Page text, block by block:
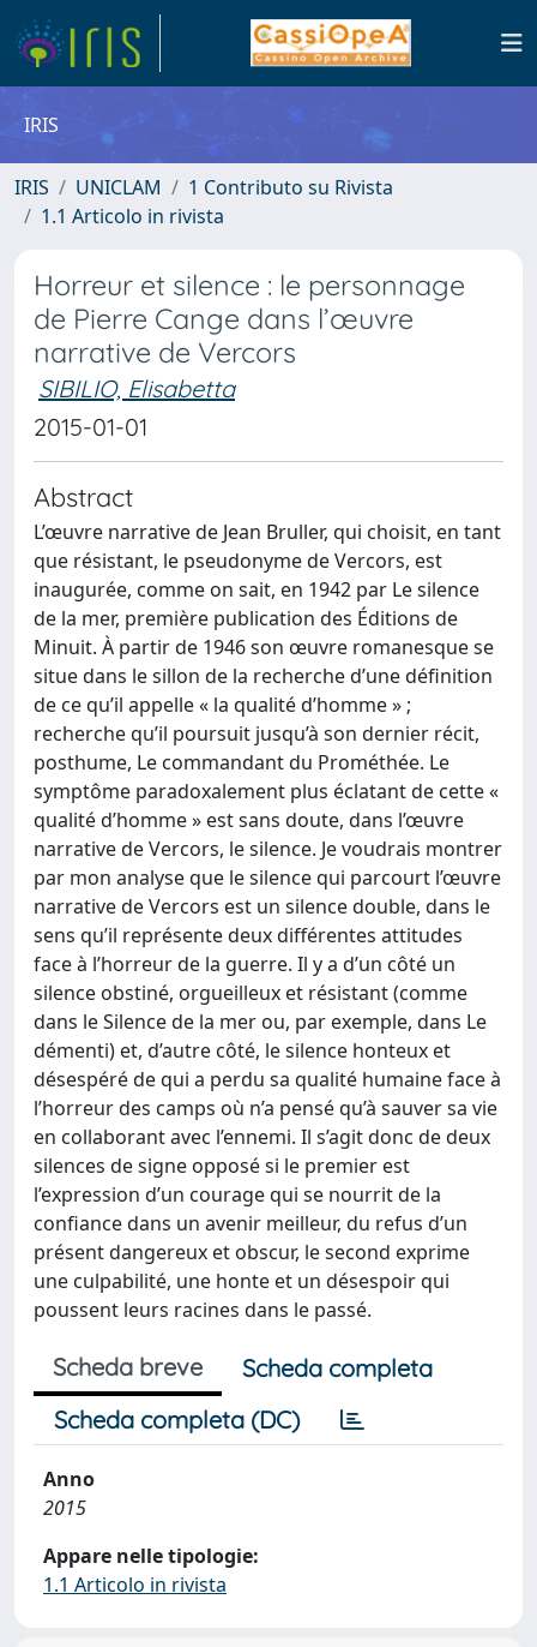
IRIS
IRIS UNICLAM
1 Contributo su Rivista
1.1 Articolo in rivista
Horreur et silence : le personnage
de Pierre Cange dans l’œuvre
narrative de Vercors
SIBILIO, Elisabetta
2015-01-01
Abstract
L’œuvre narrative de Jean Bruller, qui choisit, en tant
que résistant, le pseudonyme de Vercors, est
inaugurée, comme on sait, en 1942 par Le silence
de la mer, première publication des Éditions de
Minuit. À partir de 1946 son œuvre romanesque se
situe dans le sillon de la recherche d’une définition
de ce qu’il appelle « la qualité d’homme » ;
recherche qu’il poursuit jusqu’à son dernier récit,
posthume, Le commandant du Prométhée. Le
symptôme paradoxalement plus éclatant de cette «
qualité d’homme » est sans doute, dans l’œuvre
narrative de Vercors, le silence. Je voudrais montrer
par mon analyse que le silence qui parcourt l’œuvre
narrative de Vercors est un silence double, dans le
sens qu’il représente deux différentes attitudes
face à l’horreur de la guerre. Il y a d’un côté un
silence obstiné, orgueilleux et résistant (comme
dans le Silence de la mer ou, par exemple, dans Le
démenti) et, d’autre côté, le silence honteux et
désespéré de qui a perdu sa qualité humaine face à
l’horreur des camps où n’a pensé qu’à sauver sa vie
en collaborant avec l’ennemi. Il s’agit donc de deux
silences de signe opposé si le premier est
l’expression d’un courage qui se nourrit de la
confiance dans un avenir meilleur, du refus d’un
présent dangereux et obscur, le second exprime
une culpabilité, une honte et un désespoir qui
poussent leurs racines dans le passé.
Scheda breve
Scheda completa
Scheda completa (DC)
Anno
2015
Appare nelle tipologie:
1.1 Articolo in rivista